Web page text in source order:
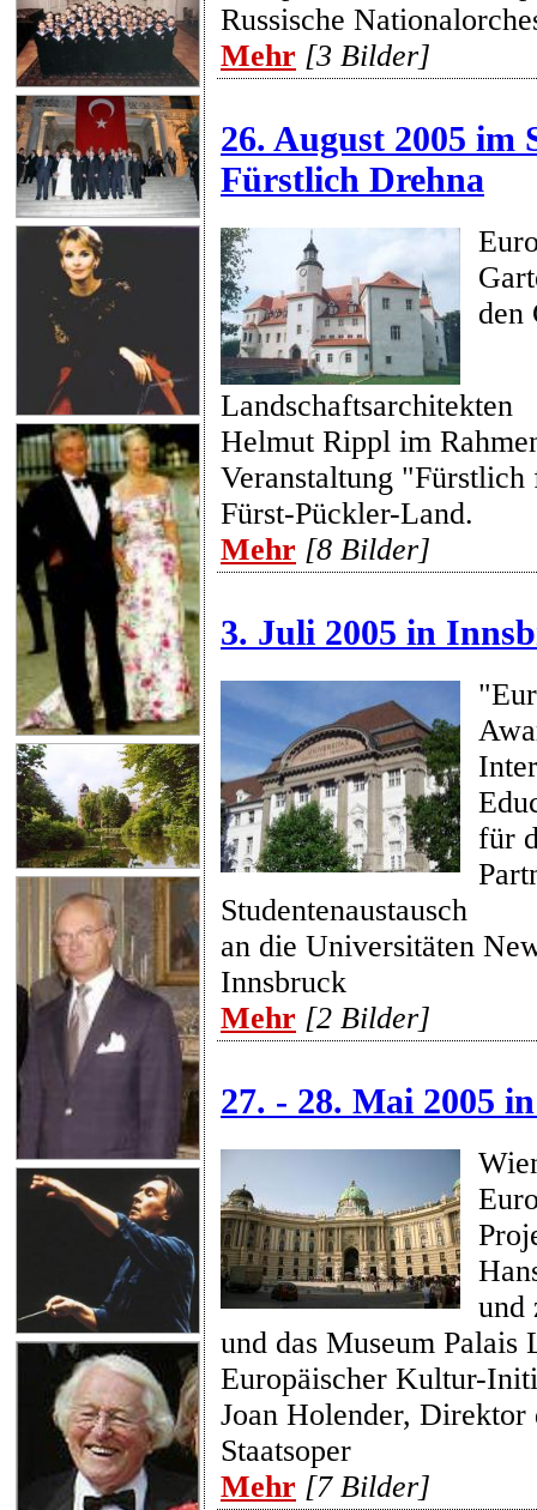
Russische
Mehr [3 Bilder]
26. August 2005 im
Fürstlich Drehna
den
Landschaftsarchitekten
Helmut Rippl im
Veranstaltung
Fürst-Pückler-Land.
Mehr [8 Bilder]
3. Juli 2005 in
für
Studentenaustausch
an die Universitäten
Innsbruck
Mehr [2 Bilder]
27. - 28. Mai 2005
und
und das Museum Palais
Europäischer Kultur-
Joan Holender, Direktor
Staatsoper
Mehr [7 Bilder]